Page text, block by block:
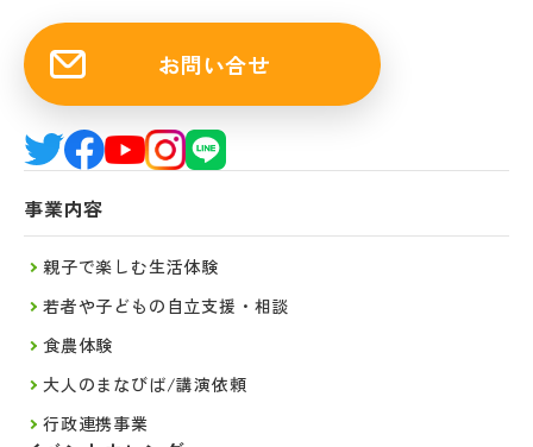
お問い合せ
事業内容
親子で楽しむ生活体験
若者や子どもの自立支援・相談
食農体験
大人のまなびば/講演依頼
行政連携事業